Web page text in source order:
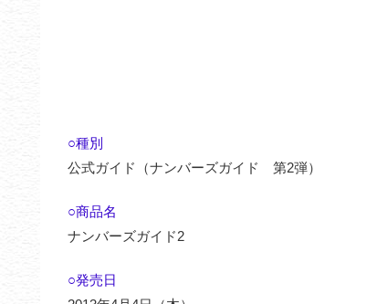
○種別
公式ガイド（ナンバーズガイド 第2弾）
○商品名
ナンバーズガイド2
○発売日